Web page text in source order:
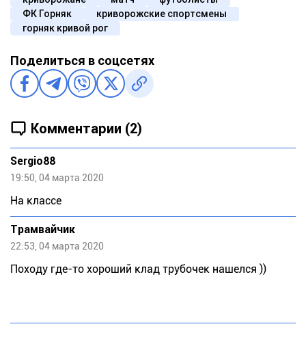
ФК Горняк
криворожские спортсмены
горняк кривой рог
Поделиться в соцсетях
Комментарии (2)
Sergio88
19:50, 04 марта 2020
На классе
Трамвайчик
22:53, 04 марта 2020
Походу где-то хороший клад трубочек нашелся ))